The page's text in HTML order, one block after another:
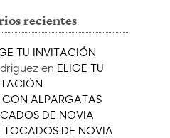
recientes
TU INVITACIÓN
en ELIGE TU
ALPARGATAS
DE NOVIA
TOCADOS DE NOVIA